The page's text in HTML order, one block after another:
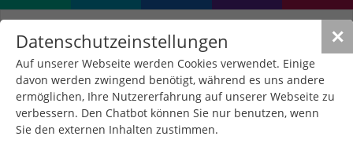
✕
Datenschutzeinstellungen
Auf unserer Webseite werden Cookies verwendet. Einige
davon werden zwingend benötigt, während es uns andere
ermöglichen, Ihre Nutzererfahrung auf unserer Webseite zu
verbessern. Den Chatbot können Sie nur benutzen, wenn
Sie den externen Inhalten zustimmen.